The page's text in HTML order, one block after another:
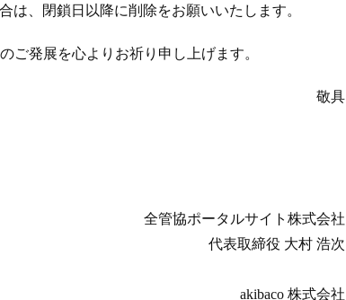
は、閉鎖日以降に削除をお願いいたします。
ご発展を心よりお祈り申し上げます。
敬具
全管協ポータルサイト株式会社
代表取締役 大村 浩次
akibaco 株式会社